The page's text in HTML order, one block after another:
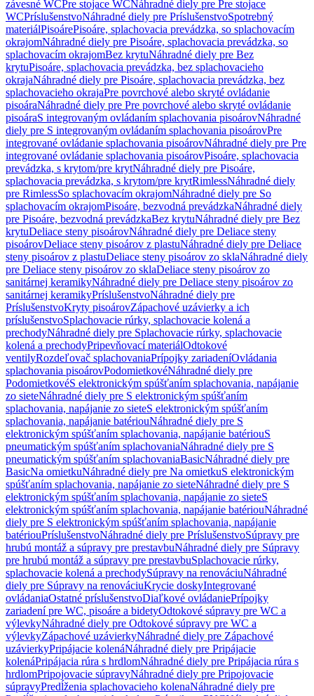
závesné WCPre stojace WCNáhradné diely pre Pre stojace
WCPríslušenstvoNáhradné diely pre PríslušenstvoSpotrebný
materiálPisoárePisoáre, splachovacia prevádzka, so splachovacím
okrajomNáhradné diely pre Pisoáre, splachovacia prevádzka, so
splachovacím okrajomBez krytuNáhradné diely pre Bez
krytuPisoáre, splachovacia prevádzka, bez splachovacieho
okrajaNáhradné diely pre Pisoáre, splachovacia prevádzka, bez
splachovacieho okrajaPre povrchové alebo skryté ovládanie
pisoáraNáhradné diely pre Pre povrchové alebo skryté ovládanie
pisoáraS integrovaným ovládaním splachovania pisoárovNáhradné
diely pre S integrovaným ovládaním splachovania pisoárovPre
integrované ovládanie splachovania pisoárovNáhradné diely pre Pre
integrované ovládanie splachovania pisoárovPisoáre, splachovacia
prevádzka, s krytom/pre krytNáhradné diely pre Pisoáre,
splachovacia prevádzka, s krytom/pre krytRimlessNáhradné diely
pre RimlessSo splachovacím okrajomNáhradné diely pre So
splachovacím okrajomPisoáre, bezvodná prevádzkaNáhradné diely
pre Pisoáre, bezvodná prevádzkaBez krytuNáhradné diely pre Bez
krytuDeliace steny pisoárovNáhradné diely pre Deliace steny
pisoárovDeliace steny pisoárov z plastuNáhradné diely pre Deliace
steny pisoárov z plastuDeliace steny pisoárov zo sklaNáhradné diely
pre Deliace steny pisoárov zo sklaDeliace steny pisoárov zo
sanitárnej keramikyNáhradné diely pre Deliace steny pisoárov zo
sanitárnej keramikyPríslušenstvoNáhradné diely pre
PríslušenstvoKryty pisoárovZápachové uzávierky a ich
príslušenstvoSplachovacie rúrky, splachovacie kolená a
prechodyNáhradné diely pre Splachovacie rúrky, splachovacie
kolená a prechodyPripevňovací materiálOdtokové
ventilyRozdeľovač splachovaniaPrípojky zariadeníOvládania
splachovania pisoárovPodomietkovéNáhradné diely pre
PodomietkovéS elektronickým spúšťaním splachovania, napájanie
zo sieteNáhradné diely pre S elektronickým spúšťaním
splachovania, napájanie zo sieteS elektronickým spúšťaním
splachovania, napájanie batériouNáhradné diely pre S
elektronickým spúšťaním splachovania, napájanie batériouS
pneumatickým spúšťaním splachovaniaNáhradné diely pre S
pneumatickým spúšťaním splachovaniaBasicNáhradné diely pre
BasicNa omietkuNáhradné diely pre Na omietkuS elektronickým
spúšťaním splachovania, napájanie zo sieteNáhradné diely pre S
elektronickým spúšťaním splachovania, napájanie zo sieteS
elektronickým spúšťaním splachovania, napájanie batériouNáhradné
diely pre S elektronickým spúšťaním splachovania, napájanie
batériouPríslušenstvoNáhradné diely pre PríslušenstvoSúpravy pre
hrubú montáž a súpravy pre prestavbuNáhradné diely pre Súpravy
pre hrubú montáž a súpravy pre prestavbuSplachovacie rúrky,
splachovacie kolená a prechodySúpravy na renováciuNáhradné
diely pre Súpravy na renováciuKrycie doskyIntegrované
ovládaniaOstatné príslušenstvoDiaľkové ovládaniePrípojky
zariadení pre WC, pisoáre a bidetyOdtokové súpravy pre WC a
výlevkyNáhradné diely pre Odtokové súpravy pre WC a
výlevkyZápachové uzávierkyNáhradné diely pre Zápachové
uzávierkyPripájacie kolenáNáhradné diely pre Pripájacie
kolenáPripájacia rúra s hrdlomNáhradné diely pre Pripájacia rúra s
hrdlomPripojovacie súpravyNáhradné diely pre Pripojovacie
súpravyPredĺženia splachovacieho kolenaNáhradné diely pre